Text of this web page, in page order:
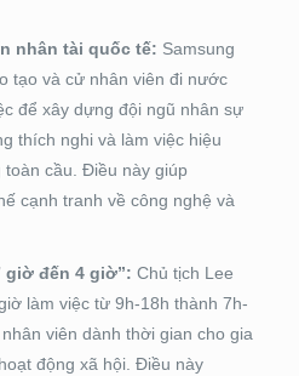
nhân tài quốc tế: Samsung
tạo và cử nhân viên đi nước
để xây dựng đội ngũ nhân sự
thích nghi và làm việc hiệu
cầu. Điều này giúp
cạnh tranh về công nghệ và
giờ đến 4 giờ”: Chủ tịch Lee
làm việc từ 9h-18h thành 7h-
viên dành thời gian cho gia
động xã hội. Điều này